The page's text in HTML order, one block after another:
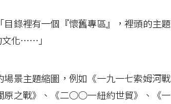
錄裡有一個『懷舊專區』，裡頭的主題
文化……」
景主題縮圖，例如《一九一七索姆河戰
之戰》、《二○○一紐約世貿》、《一